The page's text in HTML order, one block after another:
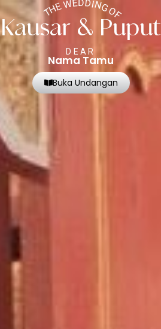
Kausar & Puput
DEAR
Nama Tamu
Buka Undangan